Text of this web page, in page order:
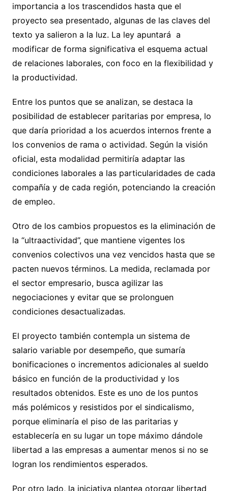
importancia a los trascendidos hasta que el
proyecto sea presentado, algunas de las claves del
texto ya salieron a la luz. La ley apuntará a
modificar de forma significativa el esquema actual
de relaciones laborales, con foco en la flexibilidad y
la productividad.
Entre los puntos que se analizan, se destaca la
posibilidad de establecer paritarias por empresa, lo
que daría prioridad a los acuerdos internos frente a
los convenios de rama o actividad. Según la visión
oficial, esta modalidad permitiría adaptar las
condiciones laborales a las particularidades de cada
compañía y de cada región, potenciando la creación
de empleo.
Otro de los cambios propuestos es la eliminación de
la “ultraactividad”, que mantiene vigentes los
convenios colectivos una vez vencidos hasta que se
pacten nuevos términos. La medida, reclamada por
el sector empresario, busca agilizar las
negociaciones y evitar que se prolonguen
condiciones desactualizadas.
El proyecto también contempla un sistema de
salario variable por desempeño, que sumaría
bonificaciones o incrementos adicionales al sueldo
básico en función de la productividad y los
resultados obtenidos. Este es uno de los puntos
más polémicos y resistidos por el sindicalismo,
porque eliminaría el piso de las paritarias y
establecería en su lugar un tope máximo dándole
libertad a las empresas a aumentar menos si no se
logran los rendimientos esperados.
Por otro lado, la iniciativa plantea otorgar libertad